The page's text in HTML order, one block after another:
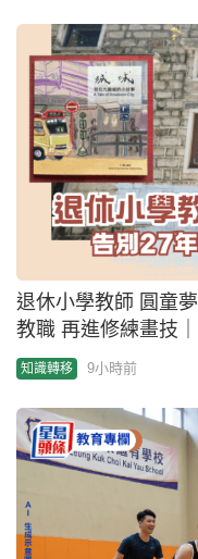
退休小學教師 圓童
教職 再進修練畫技
知識轉移 9小時前